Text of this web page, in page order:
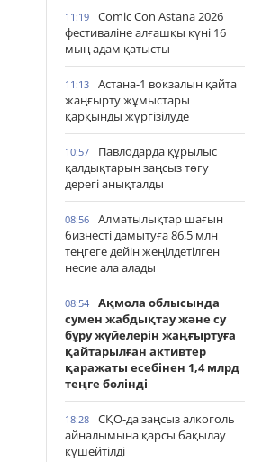
11:19
Comic Con Astana 2026
фестиваліне алғашқы күні 16
мың адам қатысты
11:13
Астана-1 вокзалын қайта
жаңғырту жұмыстары
қарқынды жүргізілуде
10:57
Павлодарда құрылыс
қалдықтарын заңсыз төгу
дерегі анықталды
08:56
Алматылықтар шағын
бизнесті дамытуға 86,5 млн
теңгеге дейін жеңілдетілген
несие ала алады
08:54
Ақмола облысында
сумен жабдықтау және су
бұру жүйелерін жаңғыртуға
қайтарылған активтер
қаражаты есебінен 1,4 млрд
теңге бөлінді
18:28
СҚО-да заңсыз алкоголь
айналымына қарсы бақылау
күшейтілді